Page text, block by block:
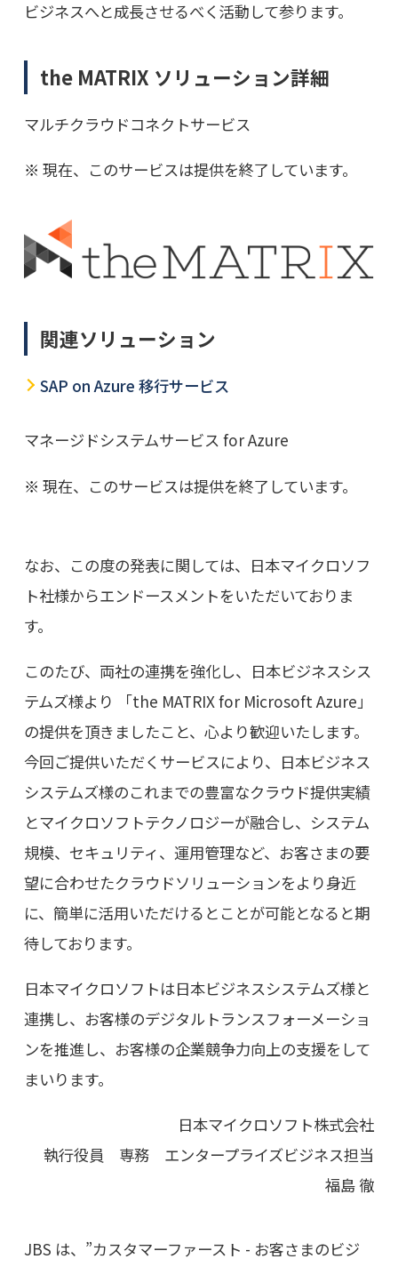
ビジネスへと成長させるべく活動して参ります。
the MATRIX ソリューション詳細
マルチクラウドコネクトサービス
現在、このサービスは提供を終了しています。
関連ソリューション
SAP on Azure 移行サービス
マネージドシステムサービス for Azure
現在、このサービスは提供を終了しています。
なお、この度の発表に関しては、日本マイクロソフ
ト社様からエンドースメントをいただいておりま
す。
このたび、両社の連携を強化し、日本ビジネスシス
テムズ様より 「the MATRIX for Microsoft Azure」
の提供を頂きましたこと、心より歓迎いたします。
今回ご提供いただくサービスにより、日本ビジネス
システムズ様のこれまでの豊富なクラウド提供実績
とマイクロソフトテクノロジーが融合し、システム
規模、セキュリティ、運用管理など、お客さまの要
望に合わせたクラウドソリューションをより身近
に、簡単に活用いただけるとことが可能となると期
待しております。
日本マイクロソフトは日本ビジネスシステムズ様と
連携し、お客様のデジタルトランスフォーメーショ
ンを推進し、お客様の企業競争力向上の支援をして
まいります。
日本マイクロソフト株式会社
執行役員 専務 エンタープライズビジネス担当
福島 徹
JBS は、”カスタマーファースト - お客さまのビジ